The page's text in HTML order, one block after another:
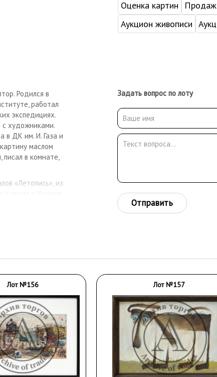
Оценка картин
Аукцион живописи
Родился в
работал
экспедициях.
с художниками.
в ДК им. И. Газа и
маслом
в комнате,
«Летопись», из
деревянной
В 1990-е
Задать вопрос по лоту
Отправить
Лот №156 Лот №157